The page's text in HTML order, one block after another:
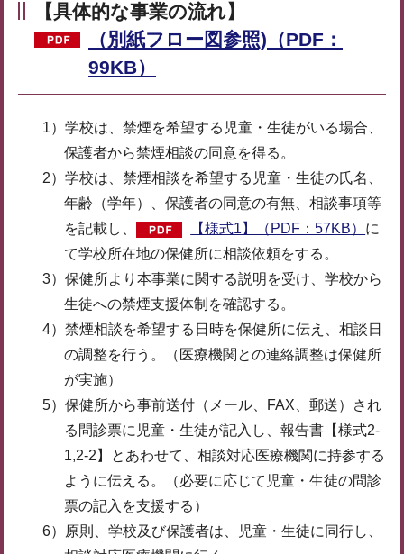
【具体的な事業の流れ】
（別紙フロー図参照)（PDF：
99KB）
1）学校は、禁煙を希望する児童・生徒がいる場合、
保護者から禁煙相談の同意を得る。
2）学校は、禁煙相談を希望する児童・生徒の氏名、
年齢（学年）、保護者の同意の有無、相談事項等
を記載し、
【様式1】（PDF：57KB） に
て学校所在地の保健所に相談依頼をする。
3）保健所より本事業に関する説明を受け、学校から
生徒への禁煙支援体制を確認する。
4）禁煙相談を希望する日時を保健所に伝え、相談日
の調整を行う。（医療機関との連絡調整は保健所
が実施）
5）保健所から事前送付（メール、FAX、郵送）され
る問診票に児童・生徒が記入し、報告書【様式2-
1,2-2】とあわせて、相談対応医療機関に持参する
ように伝える。（必要に応じて児童・生徒の問診
票の記入を支援する）
6）原則、学校及び保護者は、児童・生徒に同行し、